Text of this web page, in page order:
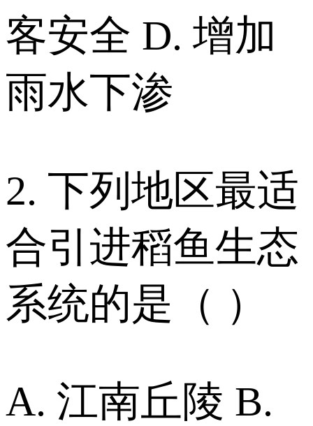
客安全 D. 增加
雨水下渗
2. 下列地区最适
合引进稻鱼生态
系统的是（ ）
A. 江南丘陵 B.